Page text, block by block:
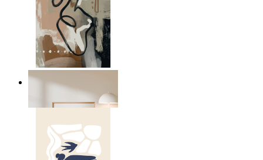
Modern Abstract Flow
14,95 €